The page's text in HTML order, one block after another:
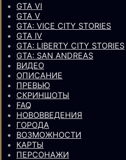
GTA VI
GTA V
GTA: VICE CITY STORIES
GTA IV
GTA: LIBERTY CITY STORIES
GTA: SAN ANDREAS
ВИДЕО
ОПИСАНИЕ
ПРЕВЬЮ
СКРИНШОТЫ
FAQ
НОВОВВЕДЕНИЯ
ГОРОДА
ВОЗМОЖНОСТИ
КАРТЫ
ПЕРСОНАЖИ